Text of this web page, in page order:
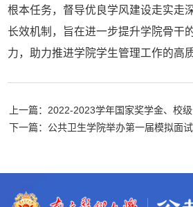
根本任务，督导优良学风建设走实走
长效机制，旨在进一步提升学院骨干
力，助力推进学院学生管理工作的高
上一篇：2022-2023学年国家奖学金、校
下一篇：公共卫生学院举办第一届模拟面